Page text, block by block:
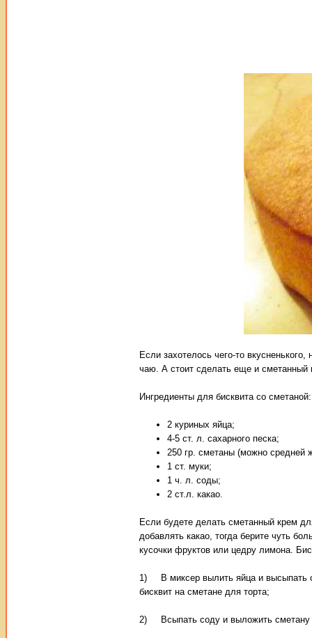
Если захотелось чего-то
чаю. А стоит сделать еще и сметанный
Ингредиенты для бисквита со сметаной:
2 куриных яйца;
4-5 ст. л. сахарного песка;
250 гр. сметаны (можно средней
1 ст. муки;
1 ч. л. соды;
2 ст.л. какао.
Если будете делать сметанный крем
добавлять какао, тогда берите чуть
кусочки фруктов или цедру лимона.
1) В миксер вылить яйца и высыпать
бисквит на сметане для торта;
2) Всыпать соду и выложить сметану